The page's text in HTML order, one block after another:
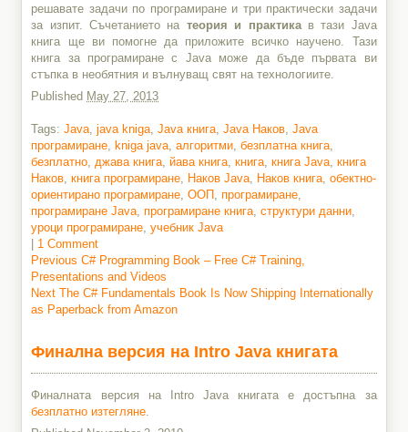
решавате задачи по програмиране и три практически задачи
за изпит. Съчетанието на теория и практикав тази Java
книга ще ви помогне да приложите всичко научено. Тази
книга за програмиране с Java може да бъде първата ви
стъпка в необятния и вълнуващ свят на технологиите.
Published May 27, 2013
Tags:Java ,java kniga ,Java книга ,Java Наков ,Java
програмиране ,kniga java ,алгоритми ,безплатна книга
безплатно джава книга ,йава книга ,книга ,книга Java ,книга
Наков ,книга програмиране Наков Java Наков книга ,обектно-
ориентирано програмиране ,ООП ,програмиране
програмиране Java ,програмиране книга ,структури данни
уроци програмиране ,учебник Java
| 1 Comment
Post
navigation
Previous Previous
post:
C# Programming Book – Free C# Training,
Presentations and Videos
Next Next
post:
The C# Fundamentals Book Is Now Shipping Internationally
as Paperback from Amazon
Финална версия на Intro Java книгата
Финалната версия на Intro Java книгата е достъпна за
безплатно изтегляне